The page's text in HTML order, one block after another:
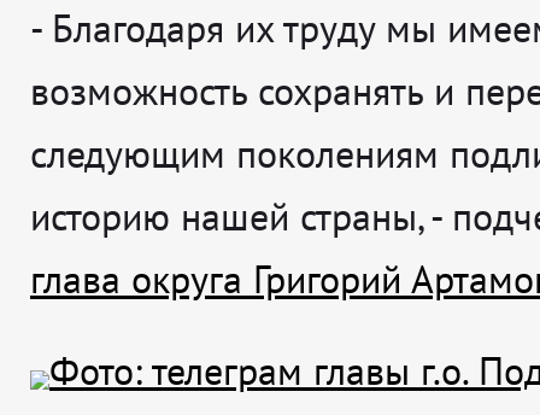
- Благодаря их труду мы
возможность сохранять и
следующим поколениям
историю нашей страны, -
глава округа Григорий